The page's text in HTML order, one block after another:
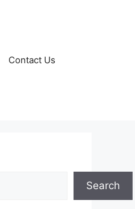
Contact Us
Search